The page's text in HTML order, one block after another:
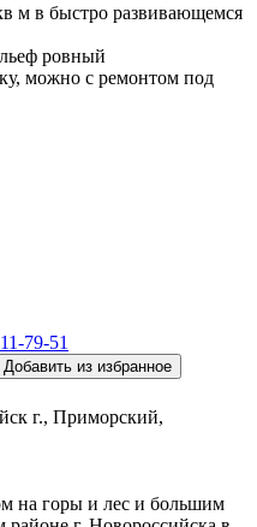
м в быстро развивающемся
ровный
можно с ремонтом под
79-51
Добавить из избранное
г., Приморский,
на горы и лес и большим